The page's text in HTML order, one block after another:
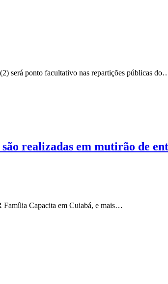
será ponto facultativo nas repartições públicas
realizadas em mutirão de
Família Capacita em Cuiabá, e mais…